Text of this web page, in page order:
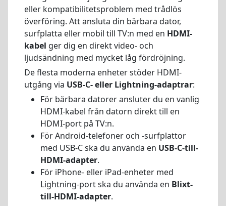
eller kompatibilitetsproblem med trådlös
överföring. Att ansluta din bärbara dator,
surfplatta eller mobil till TV:n med en HDMI-
kabel ger dig en direkt video- och
ljudsändning med mycket låg fördröjning.
De flesta moderna enheter stöder HDMI-
utgång via USB-C- eller Lightning-adaptrar:
För bärbara datorer ansluter du en vanlig
HDMI-kabel från datorn direkt till en
HDMI-port på TV:n.
För Android-telefoner och -surfplattor
med USB‑C ska du använda en USB-C-till-
HDMI-adapter.
För iPhone- eller iPad-enheter med
Lightning-port ska du använda en Blixt-
till-HDMI-adapter.